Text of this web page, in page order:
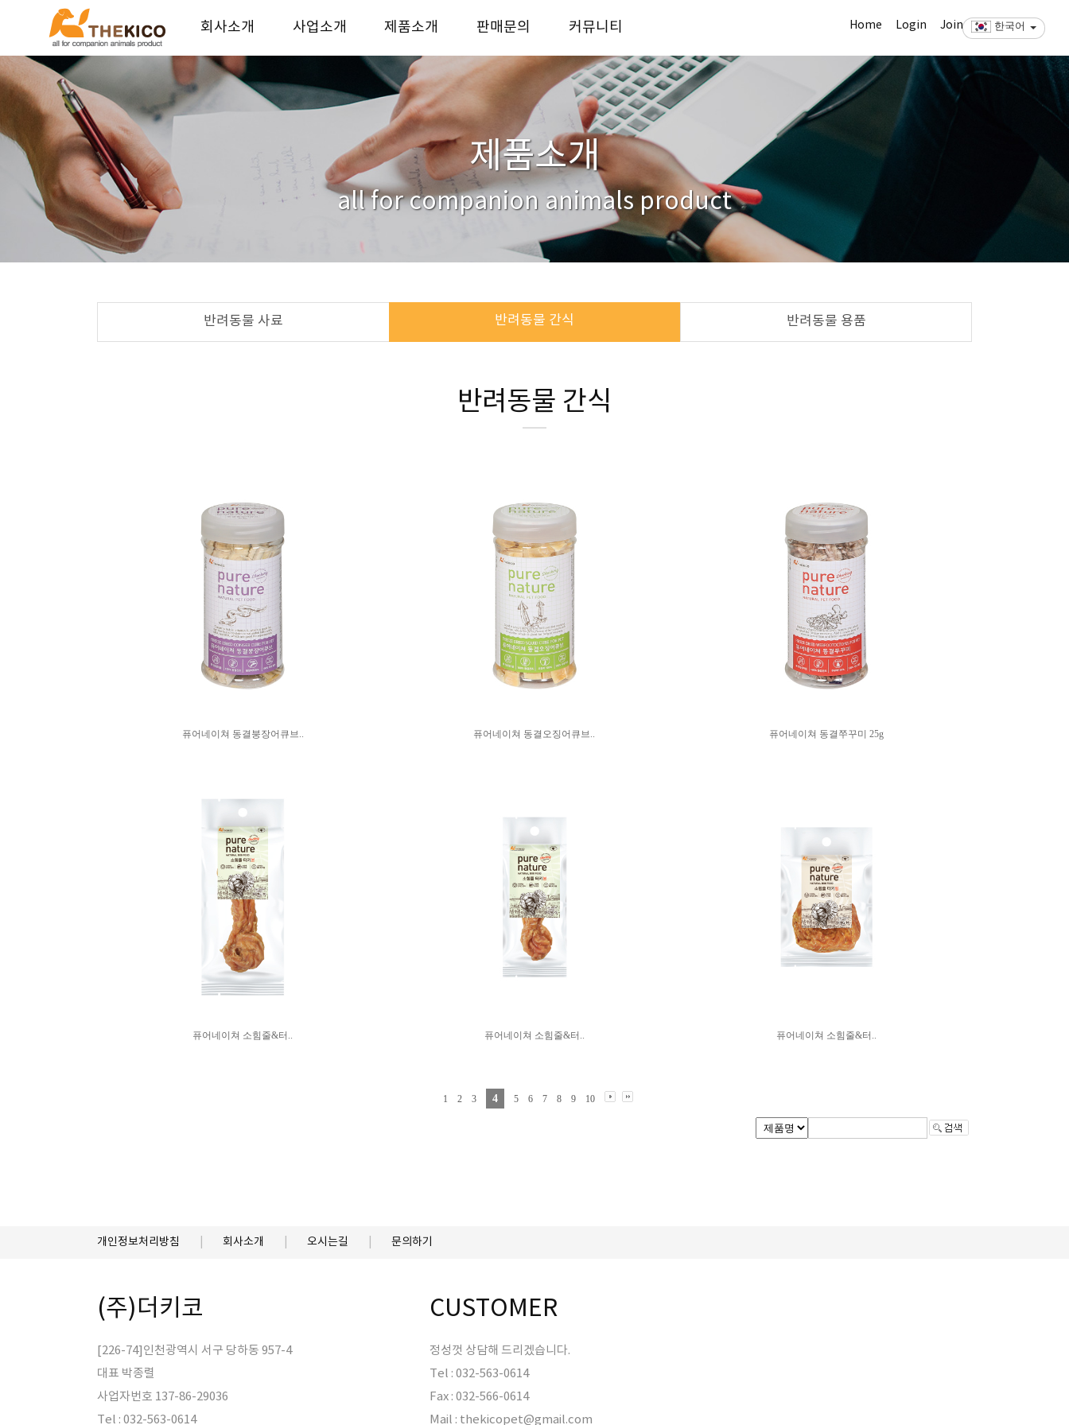
한국어
Home Login Join
회사소개
더키코 회사소개
사업소개
사업안내
제품소개
반려동물 사료
반려동물 간식
반려동물 용품
판매문의
사업자전용 판매처
커뮤니티
KICO story
자료실
문의하기
제품소개
all for companion animals product
반려동물 사료 반려동물 간식 반려동물 용품
반려동물 간식
퓨어네이쳐 동결붕장어큐브.. 퓨어네이쳐 동결오징어큐브.. 퓨어네이쳐 동결쭈꾸미 25g
퓨어네이쳐 소힘줄&터.. 퓨어네이쳐 소힘줄&터.. 퓨어네이쳐 소힘줄&터..
1 2 3 4 5 6 7 8 9 10
개인정보처리방침 회사소개 오시는길 문의하기
(주)더키코
[226-74]인천광역시 서구 당하동 957-4
대표 박종렬
사업자번호 137-86-29036
Tel : 032-563-0614
CUSTOMER
정성껏 상담해 드리겠습니다.
Tel : 032-563-0614
Fax : 032-566-0614
Mail : thekicopet@gmail.com